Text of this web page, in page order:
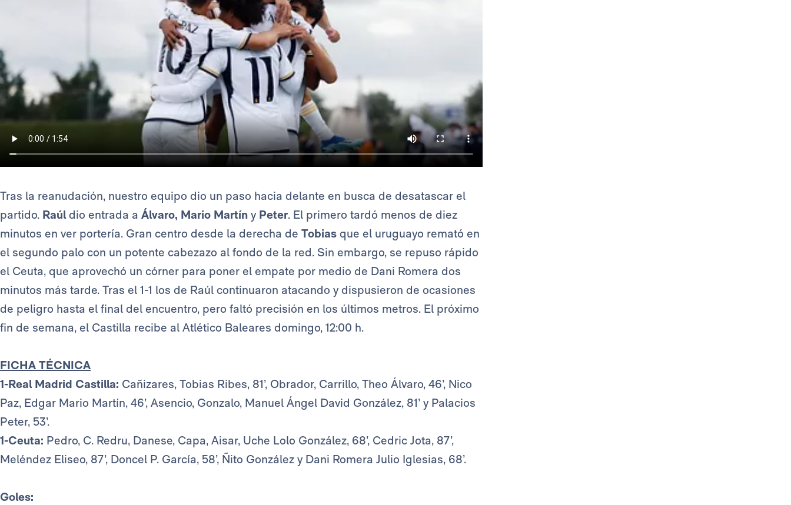
Tras la reanudación, nuestro equipo dio un paso hacia delante en busca de desatascar el
partido. Raúldio entrada a Álvaro, Mario Martín y Peter. El primero tardó menos de diez
minutos en ver portería. Gran centro desde la derecha de Tobias que el uruguayo remató en
el segundo palo con un potente cabezazo al fondo de la red. Sin embargo, se repuso rápido
el Ceuta, que aprovechó un córner para poner el empate por medio de Dani Romera dos
minutos más tarde. Tras el 1-1 los de Raúl continuaron atacando y dispusieron de ocasiones
de peligro hasta el final del encuentro, pero faltó precisión en los últimos metros. El próximo
fin de semana, el Castilla recibe al Atlético Baleares domingo, 12:00 h.
FICHA TÉCNICA
1-Real Madrid Castilla: Cañizares, Tobias Ribes, 81’, Obrador, Carrillo, Theo Álvaro, 46’, Nico
Paz, Edgar Mario Martín, 46’, Asencio, Gonzalo, Manuel Ángel David González, 81’ y Palacios
Peter, 53’.
1-Ceuta: Pedro, C. Redru, Danese, Capa, Aisar, Uche Lolo González, 68’, Cedric Jota, 87’,
Meléndez Eliseo, 87’, Doncel P. García, 58’, Ñito González y Dani Romera Julio Iglesias, 68’.
Goles: